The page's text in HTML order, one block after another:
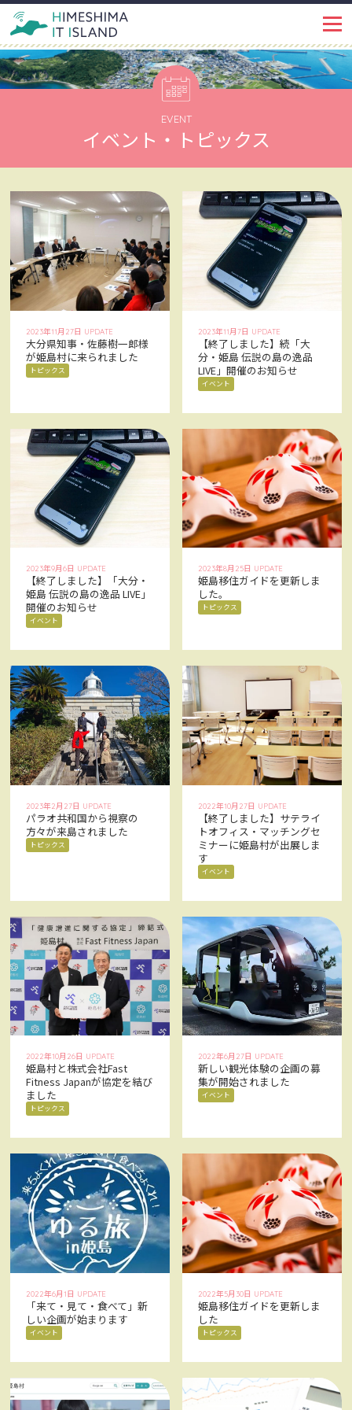
PROJECT IT ISLANDとは
姫島ではたらく
INTERVIEW インタビュー
LIFE 姫島で暮らす
ABOUT 姫島を知る
CONTACT
Facebookでみる
ACCESS アクセス
EVENT
イベント・トピックス
2023年11月27日 UPDATE
大分県知事・佐藤樹一郎様
が姫島村に来られました
トピックス
2023年11月7日 UPDATE
【終了しました】続「大
分・姫島 伝説の島の逸品
LIVE」開催のお知らせ
イベント
2023年9月6日 UPDATE
【終了しました】「大分・
姫島 伝説の島の逸品 LIVE」
開催のお知らせ
イベント
2023年8月25日 UPDATE
姫島移住ガイドを更新しま
した。
トピックス
2023年2月27日 UPDATE
パラオ共和国から視察の
方々が来島されました
トピックス
2022年10月27日 UPDATE
【終了しました】サテライ
トオフィス・マッチングセ
ミナーに姫島村が出展しま
す
イベント
2022年10月26日 UPDATE
姫島村と株式会社Fast
Fitness Japanが協定を結び
ました
トピックス
2022年6月27日 UPDATE
新しい観光体験の企画の募
集が開始されました
イベント
2022年6月1日 UPDATE
「来て・見て・食べて」新
しい企画が始まります
イベント
2022年5月30日 UPDATE
姫島移住ガイドを更新しま
した
トピックス